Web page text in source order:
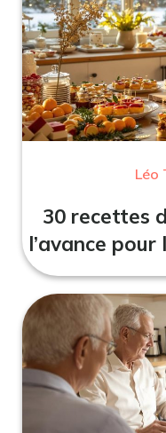
Léo
30 recettes
l’avance